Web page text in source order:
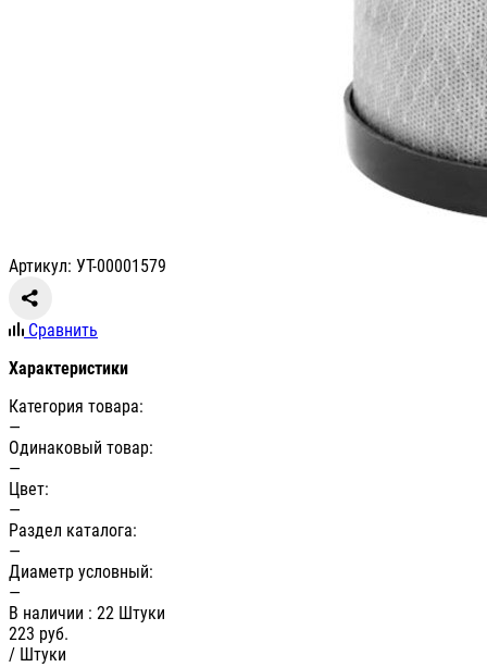
Артикул: УТ-00001579
Сравнить
Характеристики
Категория товара:
—
Одинаковый товар:
—
Цвет:
—
Раздел каталога:
—
Диаметр условный:
—
В наличии : 22 Штуки
223 руб.
/ Штуки